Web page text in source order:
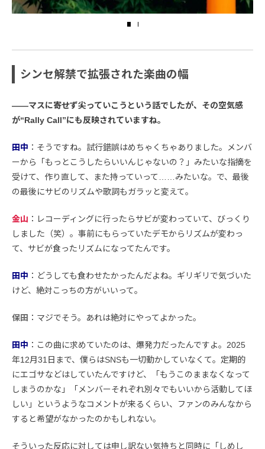
シンセ解禁で拡張された楽曲の幅
――マスに寄せず尖っていこうという話でしたが、その空気感
が“Rally Call”にも反映されていますね。
田中 ：そうですね。試行錯誤はめちゃくちゃありました。メンバ
ーから「もっとこうしたらいいんじゃないの？」みたいな指摘を
受けて、作り直して、また持っていって……みたいな。で、最後
の最後にサビのリズムや歌詞もガラッと変えて。
金山 ：レコーディングに行ったらサビが変わっていて、びっくり
しました（笑）。事前にもらっていたデモからリズムが変わっ
て、サビが食ったリズムになってたんです。
田中 ：どうしても食わせたかったんだよね。ギリギリで気づいた
けど、絶対こっちの方がいいって。
保田 ：マジでそう。あれは絶対にやってよかった。
田中 ：この曲に求めていたのは、爆発力だったんですよ。2025
年12月31日まで、僕らはSNSも一切動かしていなくて。定期的
にエゴサなどはしていたんですけど、「もうこのままなくなって
しまうのかな」「メンバーそれぞれ別々でもいいから活動してほ
しい」というようなコメントが来るくらい、ファンのみんなから
すると希望がなかったのかもしれない。
そういった反応に対しては申し訳ない気持ちと同時に「しめし